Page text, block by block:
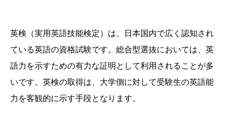
英検（実用英語技能検定）は、日本国内で広く認知され
ている英語の資格試験です。総合型選抜においては、英
語力を示すための有力な証明として利用されることが多
いです。英検の取得は、大学側に対して受験生の英語能
力を客観的に示す手段となります。